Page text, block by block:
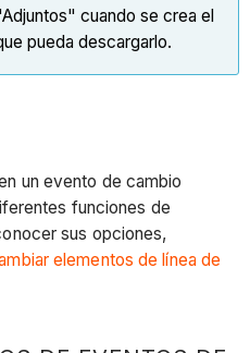
cuando se crea el
pueda descargarlo.
un evento de cambio
funciones de
sus opciones,
elementos de línea de